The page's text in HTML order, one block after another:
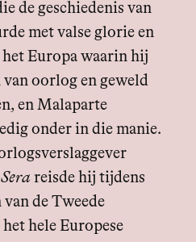
de geschiedenis van
met valse glorie en
Europa waarin hij
van oorlog en geweld
en Malaparte
onder in die manie.
reisde hij tijdens
de Tweede
hele Europese